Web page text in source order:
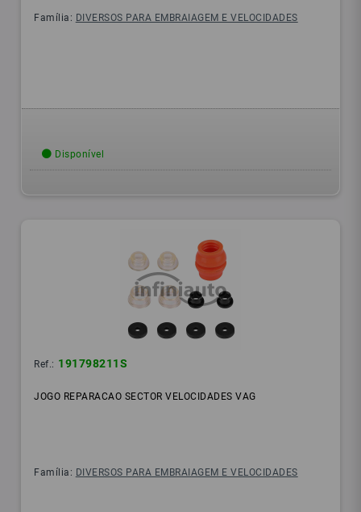
Família: DIVERSOS PARA EMBRAIAGEM E VELOCIDADES
Disponível
Ref.: 191798211S
JOGO REPARACAO SECTOR VELOCIDADES VAG
Família: DIVERSOS PARA EMBRAIAGEM E VELOCIDADES